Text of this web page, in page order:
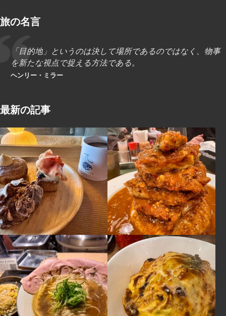
旅の名言
「目的地」というのは決して場所であるのではなく、物事
を新たな視点で捉える方法である。
ヘンリー・ミラー
最新の記事